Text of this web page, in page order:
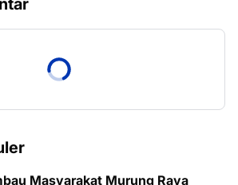
Masyarakat Murung Raya